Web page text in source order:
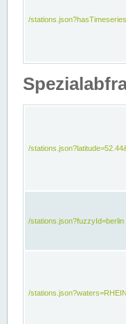
/
/
/stations.json?fuzzyId=berlin
/